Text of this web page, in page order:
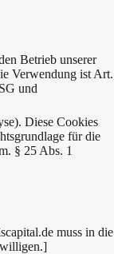
Betrieb unserer
Verwendung ist Art.
und
Diese Cookies
für die
§ 25 Abs. 1
muss in die